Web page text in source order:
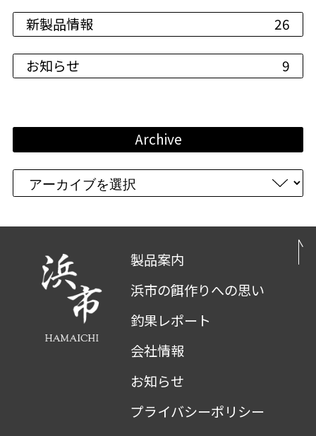
新製品情報 26
お知らせ 9
Archive
製品案内
浜市の餌作りへの思い
釣果レポート
会社情報
お知らせ
プライバシーポリシー